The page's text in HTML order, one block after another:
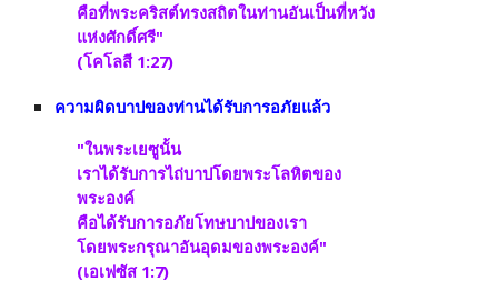
คือที่พระคริสต์ทรงสถิตในท่านอันเป็นที่หวัง
แห่งศักดิ์ศรี"
(โคโลสี 1:27)
ความผิดบาปของท่านได้รับการอภัยแล้ว
"ในพระเยซูนั้น
เราได้รับการไถ่บาปโดยพระโลหิตของ
พระองค์
คือได้รับการอภัยโทษบาปของเรา
โดยพระกรุณาอันอุดมของพระองค์"
(เอเฟซัส 1:7)